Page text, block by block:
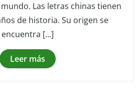
Las letras chinas tienen
de historia. Su origen se
encuentra […]
Leer más